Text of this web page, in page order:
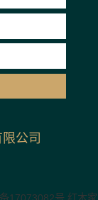
公司
17073082号 红木家